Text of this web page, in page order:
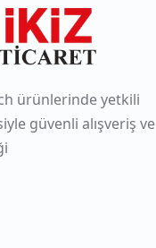
ürünlerinde yetkili
güvenli alışveriş ve